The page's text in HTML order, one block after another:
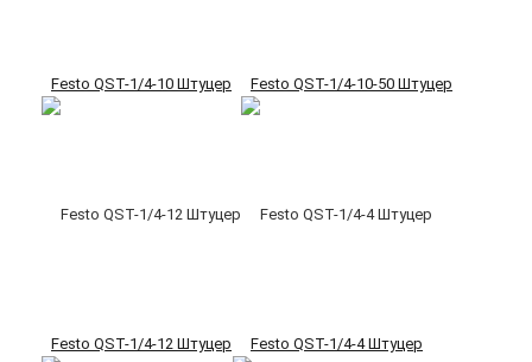
Festo QST-1/4-10 Штуцер Festo QST-1/4-10-50 Штуцер
Festo QST-1/4-12 Штуцер Festo QST-1/4-4 Штуцер